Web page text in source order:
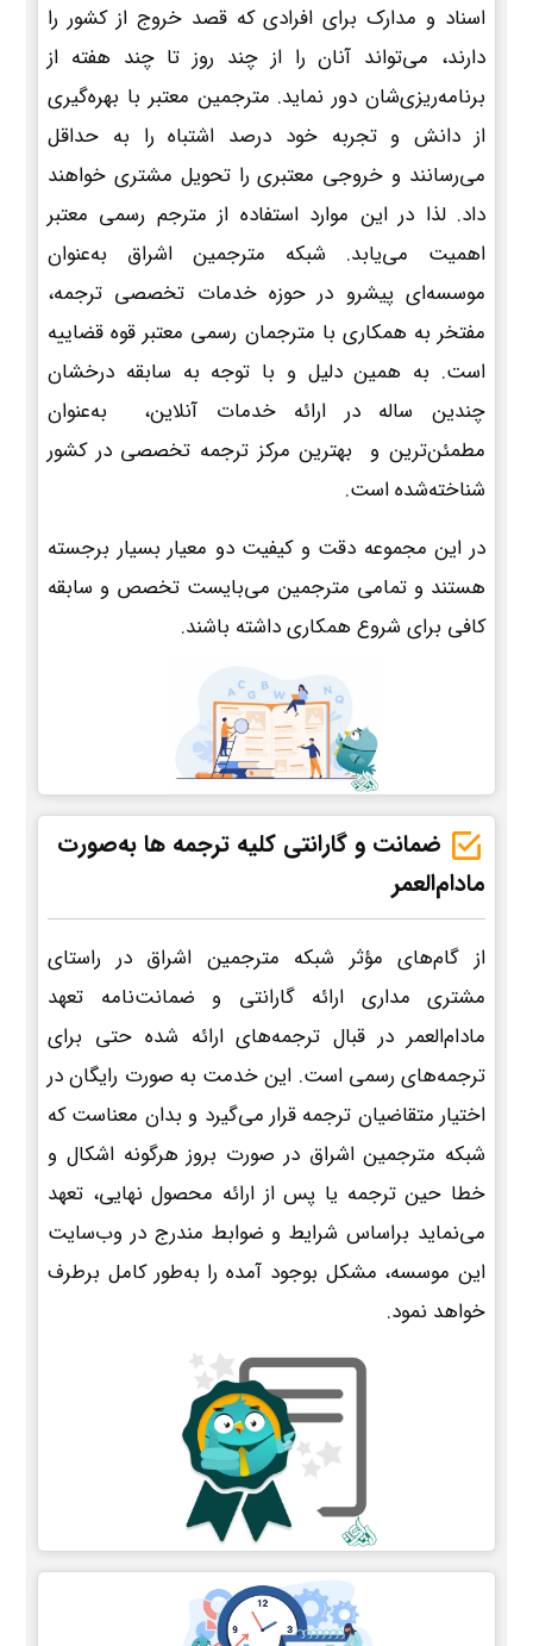
اسناد و مدارک برای افرادی که قصد خروج از کشور را
دارند، می‌تواند آنان را از چند روز تا چند هفته از
برنامه‌ریزی‌شان دور نماید. مترجمین معتبر با بهره‌گیری
از دانش و تجربه خود درصد اشتباه را به حداقل
می‌رسانند و خروجی معتبری را تحویل مشتری خواهند
داد. لذا در این موارد استفاده از مترجم رسمی معتبر
اهمیت می‌یابد. شبکه مترجمین اشراق به‌عنوان
موسسه‌ای پیشرو در حوزه خدمات تخصصی ترجمه،
مفتخر به همکاری با مترجمان رسمی معتبر قوه قضاییه
است. به همین دلیل و با توجه به سابقه درخشان
چندین ساله در ارائه خدمات آنلاین، به‌عنوان
مطمئن‌ترین و بهترین مرکز ترجمه تخصصی در کشور
شناخته‌شده است.
در این مجموعه دقت و کیفیت دو معیار بسیار برجسته
هستند و تمامی مترجمین می‌بایست تخصص و سابقه
کافی برای شروع همکاری داشته باشند.
ضمانت و گارانتی کلیه ترجمه ها به‌صورت
مادام‌العمر
از گام‌های مؤثر شبکه مترجمین اشراق در راستای
مشتری مداری ارائه گارانتی و ضمانت‌نامه تعهد
مادام‌العمر در قبال ترجمه‌های ارائه شده حتی برای
ترجمه‌های رسمی است. این خدمت به صورت رایگان در
اختیار متقاضیان ترجمه قرار می‌گیرد و بدان معناست که
شبکه مترجمین اشراق در صورت بروز هرگونه اشکال و
خطا حین ترجمه یا پس از ارائه محصول نهایی، تعهد
می‌نماید براساس شرایط و ضوابط مندرج در وب‌سایت
این موسسه، مشکل بوجود آمده را به‌طور کامل برطرف
خواهد نمود.